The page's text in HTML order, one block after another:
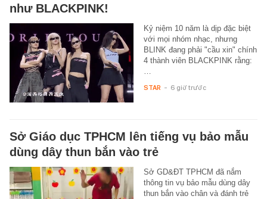
như BLACKPINK!
Kỷ niệm 10 năm là dịp đặc biệt
với mọi nhóm nhạc, nhưng
BLINK đang phải "cầu xin" chính
4 thành viên BLACKPINK rằng:
STAR - 6 giờ trước
Sở Giáo dục TPHCM lên tiếng vụ bảo mẫu
dùng dây thun bắn vào trẻ
Sở GD&ĐT TPHCM đã nắm
thông tin vụ bảo mẫu dùng dây
thun bắn vào chân và đánh trẻ